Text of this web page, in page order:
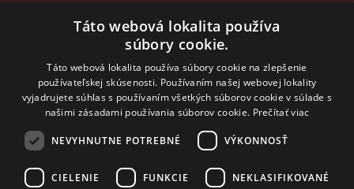
sales@rosler.sk
Regionálni zástupcovia
Západ a stred:
+421 903 728 402
Východ
mobil: +421 901 728 409
Táto webová lokalita používa
súbory cookie.
Táto webová lokalita používa súbory cookie na zlepšenie
používateľskej skúsenosti. Používaním našej webovej lokality
vyjadrujete súhlas s používaním všetkých súborov cookie v súlade s
našimi zásadami používania súborov cookie. Prečítať viac
NEVYHNUTNE POTREBNÉ VÝKONNOSŤ
CIELENIE FUNKCIE NEKLASIFIKOVANÉ